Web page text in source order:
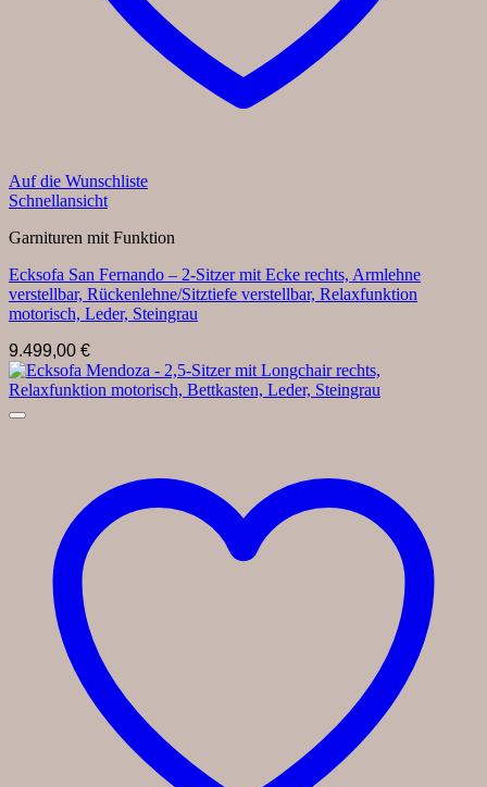
Auf die Wunschliste
Schnellansicht
Garnituren mit Funktion
Ecksofa San Fernando – 2-Sitzer mit Ecke rechts, Armlehne
verstellbar, Rückenlehne/Sitztiefe verstellbar, Relaxfunktion
motorisch, Leder, Steingrau
9.499,00 €